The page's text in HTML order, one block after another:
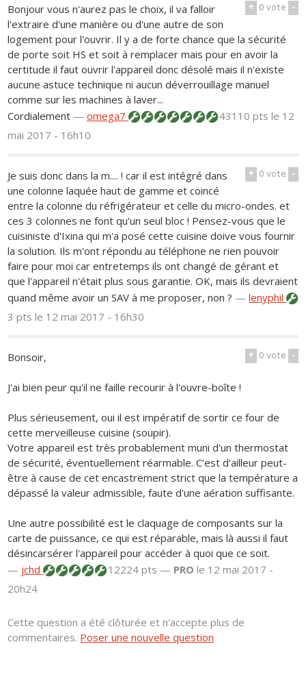
+ 0vote -
Bonjour vous n'aurez pas le choix, il va falloir
l'extraire d'une manière ou d'une autre de son
logement pour l'ouvrir. Il y a de forte chance que la sécurité
de porte soit HS et soit à remplacer mais pour en avoir la
certitude il faut ouvrir l'appareil donc désolé mais il n'existe
aucune astuce technique ni aucun déverrouillage manuel
comme sur les machines à laver...
Cordialement —omega7 43110 ptsle 12
mai 2017 - 16h10
+ 0vote -
Je suis donc dans la m.... ! car il est intégré dans
une colonne laquée haut de gamme et coincé
entre la colonne du réfrigérateur et celle du micro-ondes. et
ces 3 colonnes ne font qu'un seul bloc ! Pensez-vous que le
cuisiniste d'Ixina qui m'a posé cette cuisine doive vous fournir
la solution. Ils m'ont répondu au téléphone ne rien pouvoir
faire pour moi car entretemps ils ont changé de gérant et
que l'appareil n'était plus sous garantie. OK, mais ils devraient
quand même avoir un SAV à me proposer, non ? —lenyphil
3 ptsle 12 mai 2017 - 16h30
+ 0vote -
Bonsoir,
J'ai bien peur qu'il ne faille recourir à l'ouvre-boîte !
Plus sérieusement, oui il est impératif de sortir ce four de
cette merveilleuse cuisine (soupir).
Votre appareil est très probablement muni d'un thermostat
de sécurité, éventuellement réarmable. C'est d'ailleur peut-
être à cause de cet encastrement strict que la température a
dépassé la valeur admissible, faute d'une aération suffisante.
Une autre possibilité est le claquage de composants sur la
carte de puissance, ce qui est réparable, mais là aussi il faut
désincarsérer l'appareil pour accéder à quoi que ce soit.
— jchd 12224 pts — PRO le 12 mai 2017 -
20h24
Cette question a été clôturée et n'accepte plus de
commentaires. Poser une nouvelle question